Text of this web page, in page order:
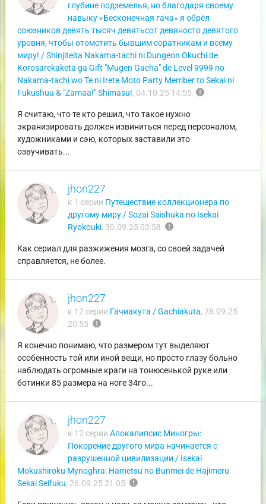
глубине подземелья, но благодаря своему
навыку «Бесконечная гача» я обрёл
союзников девять тысяч девятьсот девяносто девятого
уровня, чтобы отомстить бывшим соратникам и всему
миру! / Shinjiteita Nakama-tachi ni Dungeon Okuchi de
Korosarekaketa ga Gift "Mugen Gacha" de Level 9999 no
Nakama-tachi wo Te ni Irete Moto Party Member to Sekai ni
Fukushuu & "Zamaa!" Shimasu!, 04.10.25 14:55 report
Я считаю, что те кто решил, что такое нужно
экранизировать должен извиниться перед персоналом,
художниками и сэю, которых заставили это
озвучивать...
jhon227
к 1 серии Путешествие коллекционера по
другому миру / Sozai Saishuka no Isekai
Ryokouki, 30.09.25 03:58 report
Как сериал для разжижения мозга, со своей задачей
справляется, не более.
jhon227
к 12 серии Гачиакута / Gachiakuta, 28.09.25
20:55 report
Я конечно понимаю, что размером тут выделяют
особенность той или иной вещи, но просто глазу больно
наблюдать огромные краги на тонюсенькой руке или
ботинки 85 размера на ноге 34го...
jhon227
к 12 серии Апокалипсис Миногры:
Покорение другого мира начинается с
разрушенной цивилизации / Isekai
Mokushiroku Mynoghra: Hametsu no Bunmei de Hajimeru
Sekai Seifuku, 26.09.25 21:05 report